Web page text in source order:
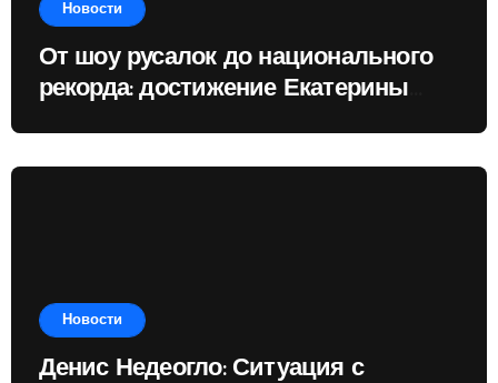
Новости
От шоу русалок до национального
рекорда: достижение Екатерины
Новости
Денис Недеогло: Ситуация с